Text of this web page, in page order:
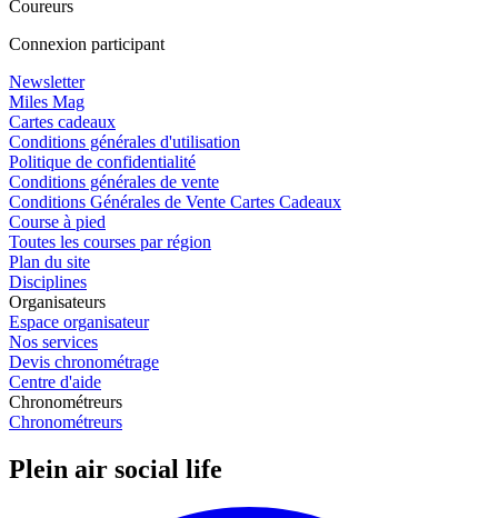
Coureurs
Connexion participant
Newsletter
Miles Mag
Cartes cadeaux
Conditions générales d'utilisation
Politique de confidentialité
Conditions générales de vente
Conditions Générales de Vente Cartes Cadeaux
Course à pied
Toutes les courses par région
Plan du site
Disciplines
Organisateurs
Espace organisateur
Nos services
Devis chronométrage
Centre d'aide
Chronométreurs
Chronométreurs
Plein air social life